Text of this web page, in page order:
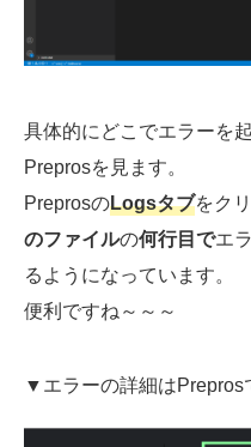
具体的にどこでエラーを
Preprosを見ます。
PreprosのLogsタブをク
のファイルの何行目でエ
るようになっています。
便利ですね～～～
▼エラーの詳細はPrepros